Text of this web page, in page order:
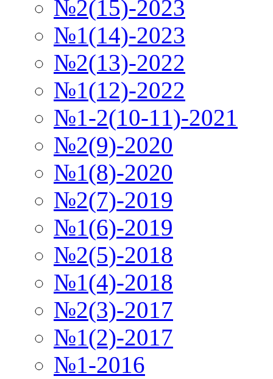
№2(15)-2023
№1(14)-2023
№2(13)-2022
№1(12)-2022
№1-2(10-11)-2021
№2(9)-2020
№1(8)-2020
№2(7)-2019
№1(6)-2019
№2(5)-2018
№1(4)-2018
№2(3)-2017
№1(2)-2017
№1-2016